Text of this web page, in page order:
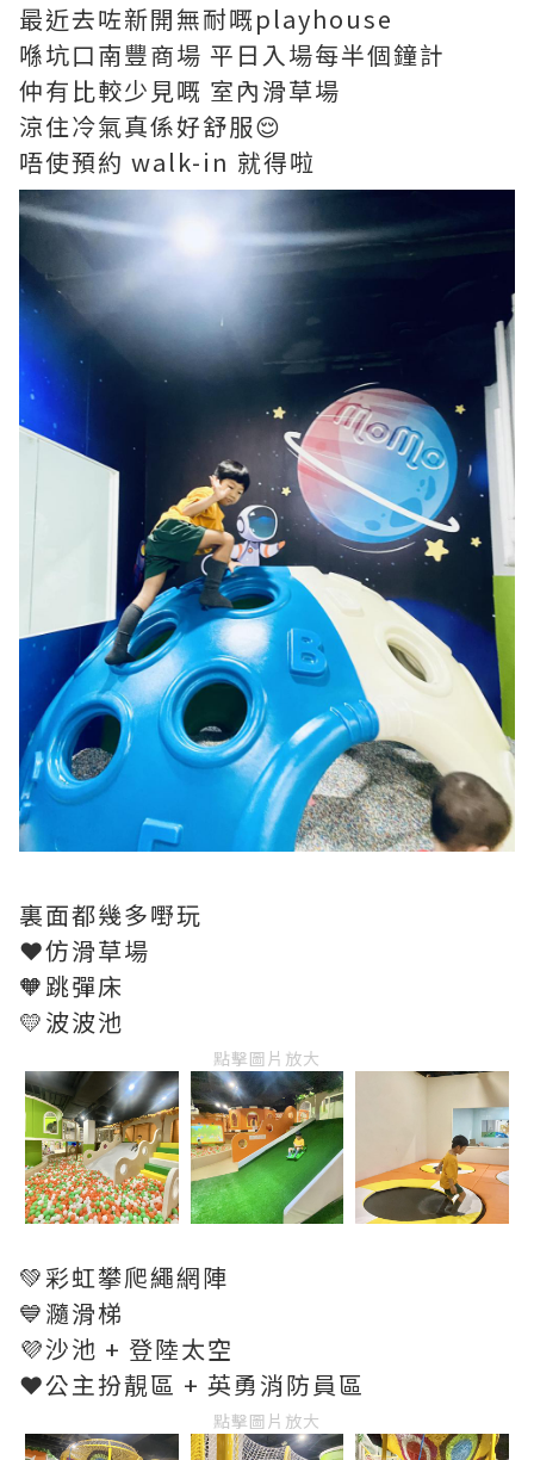
最近去咗新開無耐嘅playhouse
喺坑口南豐商場 平日入場每半個鐘計
仲有比較少見嘅 室內滑草場
涼住冷氣真係好舒服😌
唔使預約 walk-in 就得啦
裏面都幾多嘢玩
❤️仿滑草場
🧡跳彈床
💛波波池
點擊圖片放大
💚彩虹攀爬繩網陣
💙瀡滑梯
💜沙池 + 登陸太空
❤️公主扮靚區 + 英勇消防員區
點擊圖片放大